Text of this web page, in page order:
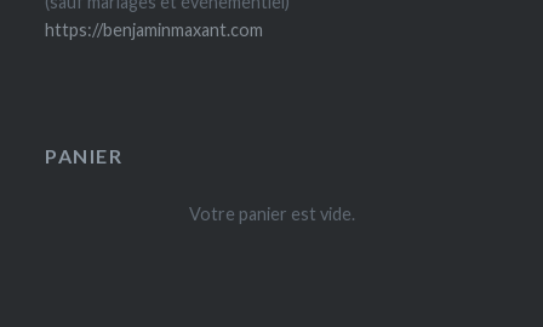
https://benjaminmaxant.com
PANIER
Votre panier est vide.